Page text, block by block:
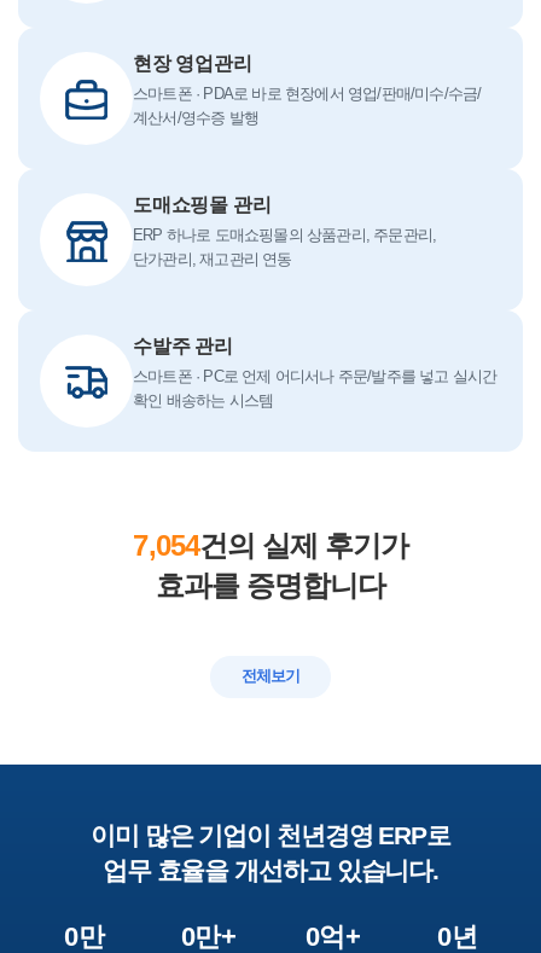
현장 영업관리
스마트폰 · PDA로 바로 현장에서 영업/판매/미수/수금/
계산서/영수증 발행
도매쇼핑몰 관리
ERP 하나로 도매쇼핑몰의 상품관리, 주문관리,
단가관리, 재고관리 연동
수발주 관리
스마트폰 · PC로 언제 어디서나 주문/발주를 넣고 실시간
확인 배송하는 시스템
7,054건의 실제 후기가
효과를 증명합니다
전체보기
이미 많은 기업이 천년경영 ERP로
업무 효율을 개선하고 있습니다.
0만 0만+ 0억+ 0년